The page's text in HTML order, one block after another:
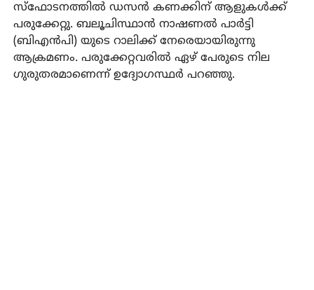
സ്‌ഫോടനത്തില്‍ ഡസന്‍ കണക്കിന് ആളുകള്‍ക്ക്
പരുക്കേറ്റു. ബലൂചിസ്ഥാന്‍ നാഷണല്‍ പാര്‍ട്ടി
(ബിഎന്‍പി) യുടെ റാലിക്ക് നേരെയായിരുന്നു
ആക്രമണം. പരുക്കേറ്റവരില്‍ ഏഴ് പേരുടെ നില
ഗുരുതരമാണെന്ന് ഉദ്യോഗസ്ഥര്‍ പറഞ്ഞു.